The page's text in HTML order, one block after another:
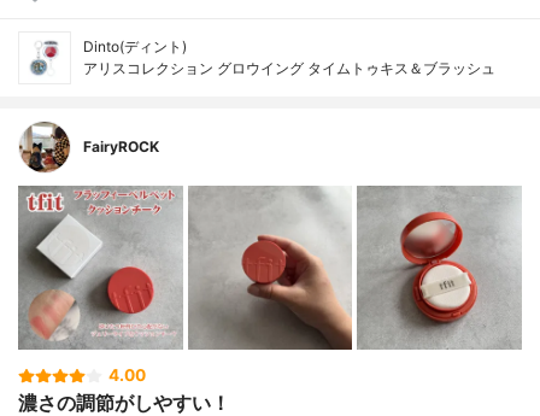
Dinto(ディント)
アリスコレクション グロウイング タイムトゥキス＆ブラッシュ
FairyROCK
4.00
濃さの調節がしやすい！